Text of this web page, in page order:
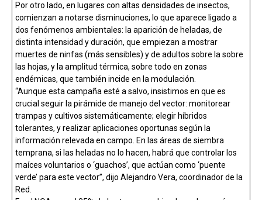
Por otro lado, en lugares con altas densidades de insectos,
comienzan a notarse disminuciones, lo que aparece ligado a
dos fenómenos ambientales: la aparición de heladas, de
distinta intensidad y duración, que empiezan a mostrar
muertes de ninfas (más sensibles) y de adultos sobre la sobre
las hojas, y la amplitud térmica, sobre todo en zonas
endémicas, que también incide en la modulación.
“Aunque esta campaña esté a salvo, insistimos en que es
crucial seguir la pirámide de manejo del vector: monitorear
trampas y cultivos sistemáticamente; elegir híbridos
tolerantes, y realizar aplicaciones oportunas según la
información relevada en campo. En las áreas de siembra
temprana, si las heladas no lo hacen, habrá que controlar los
maíces voluntarios o ‘guachos’, que actúan como ‘puente
verde’ para este vector”, dijo Alejandro Vera, coordinador de la
Red.